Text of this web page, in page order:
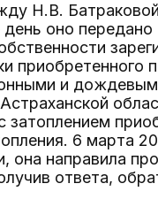
Н.В.
оно
приобретенного
и
затоплением
6 марта
она направила
ответа,